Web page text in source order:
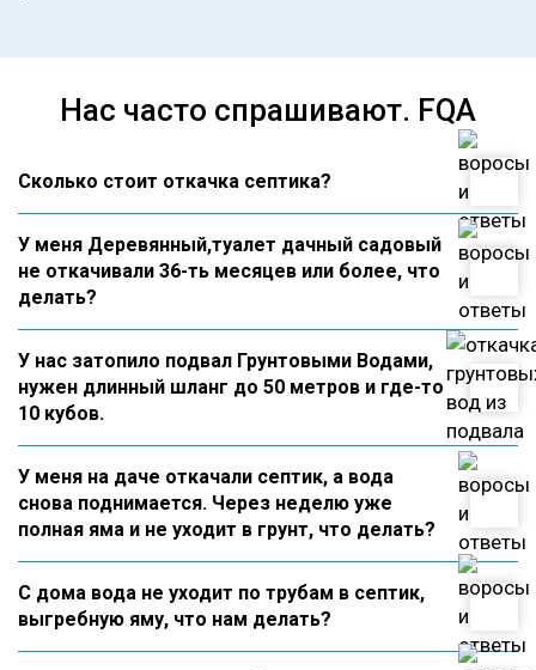
Нас часто спрашивают. FQA
Сколько стоит откачка септика?
У меня Деревянный,туалет дачный садовый
не откачивали 36-ть месяцев или более, что
делать?
У нас затопило подвал Грунтовыми Водами,
нужен длинный шланг до 50 метров и где-то
10 кубов.
У меня на даче откачали септик, а вода
снова поднимается. Через неделю уже
полная яма и не уходит в грунт, что делать?
С дома вода не уходит по трубам в септик,
выгребную яму, что нам делать?